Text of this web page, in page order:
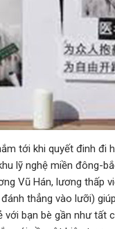
tới khi quyết đinh đi
lỹ nghệ miền đông-
Vũ Hán, lương thấp
thẳng vào lưỡi)
với bạn bè gần như tất